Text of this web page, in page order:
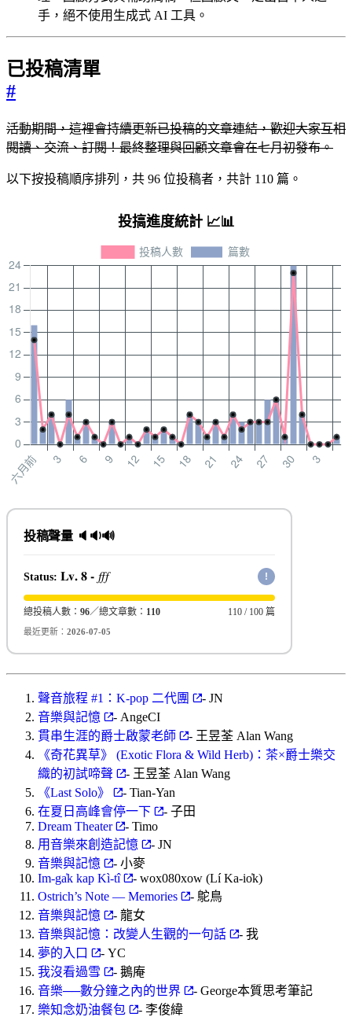
手，絕不使用生成式 AI 工具。
已投稿清單
#
活動期間，這裡會持續更新已投稿的文章連結，歡迎大家互相
閱讀、交流、訂閱！最終整理與回顧文章會在七月初發布。
以下按投稿順序排列，共 96 位投稿者，共計 110 篇。
投稿聲量 🔈🔉🔊
Status: Lv. 8 - fff !
總投稿人數： 96／總文章數： 110 110 / 100 篇
最近更新： 2026-07-05
聲音旅程 #1：K-pop 二代團
- JN
音樂與記憶
- AngeCI
貫串生涯的爵士啟蒙老師
- 王昱荃 Alan Wang
《奇花異草》 (Exotic Flora & Wild Herb)：茶×爵士樂交
織的初試啼聲
- 王昱荃 Alan Wang
《Last Solo》
- Tian-Yan
在夏日高峰會停一下
- 子田
Dream Theater
- Timo
用音樂來創造記憶
- JN
音樂與記憶
- 小麥
Im-ga̍k kap Kì-tî
- wox080xow (Lí Ka-io̍k)
Ostrich’s Note — Memories
- 鴕鳥
音樂與記憶
- 龍女
音樂與記憶：改變人生觀的一句話
- 我
夢的入口
- YC
我沒看過雪
- 鵝庵
音樂──數分鐘之內的世界
- George本質思考筆記
樂知念奶油餐包
- 李俊緯